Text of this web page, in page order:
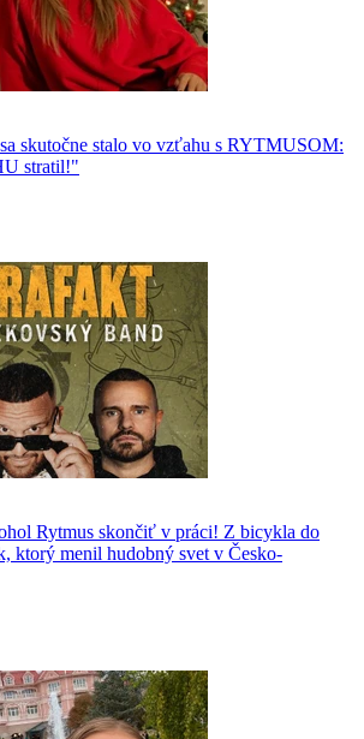
skutočne stalo vo vzťahu s RYTMUSOM:
stratil!"
Rytmus skončiť v práci! Z bicykla do
ktorý menil hudobný svet v Česko-